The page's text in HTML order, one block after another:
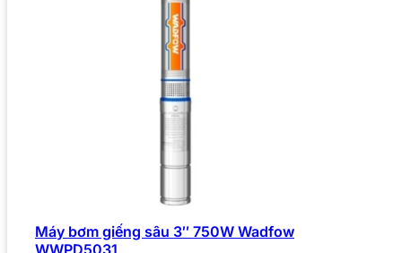
Máy bơm giếng sâu 3″ 750W Wadfow